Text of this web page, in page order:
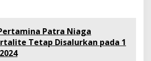
Patra Niaga
Tetap Disalurkan pada 1